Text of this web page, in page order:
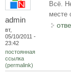
admin
вт,
05/10/2011 -
23:42
постоянная
ссылка
(permalink)
Всё.
месте